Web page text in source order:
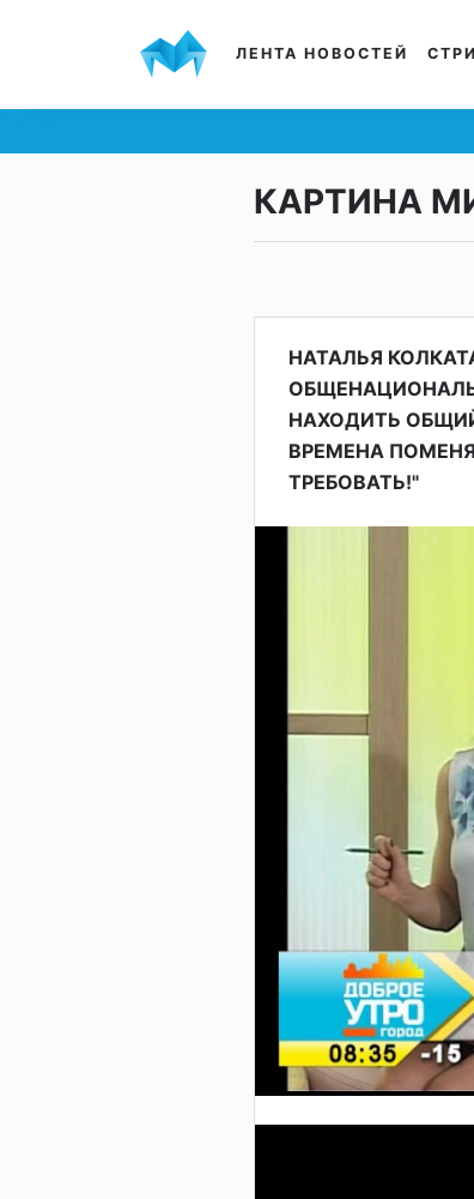
ЛЕНТА НОВОСТЕЙ
КАРТИНА
НАТАЛЬЯ
НАХОДИТЬ
ВРЕМЕНА
ТРЕБОВАТЬ!"